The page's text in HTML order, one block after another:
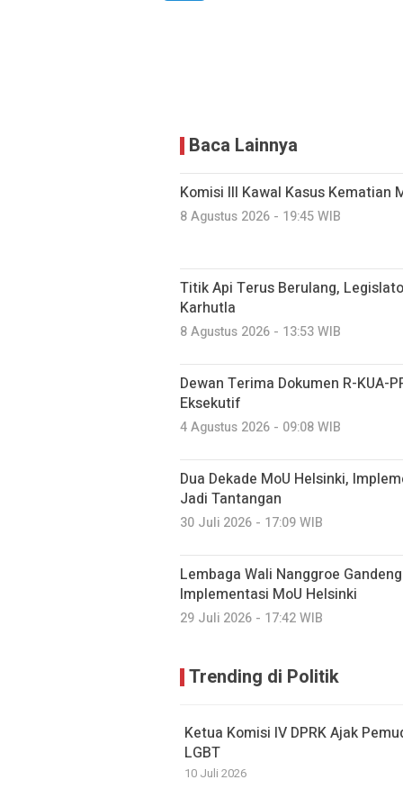
Baca Lainnya
Komisi III Kawal Kasus Kematian
8 Agustus 2026 - 19:45 WIB
Titik Api Terus Berulang,
Karhutla
8 Agustus 2026 - 13:53 WIB
Dewan Terima Dokumen R-KUA-
Eksekutif
4 Agustus 2026 - 09:08 WIB
Dua Dekade MoU Helsinki,
Jadi Tantangan
30 Juli 2026 - 17:09 WIB
Lembaga Wali Nanggroe
Implementasi MoU Helsinki
29 Juli 2026 - 17:42 WIB
Trending di Politik
Ketua Komisi IV DPRK Ajak
LGBT
10 Juli 2026